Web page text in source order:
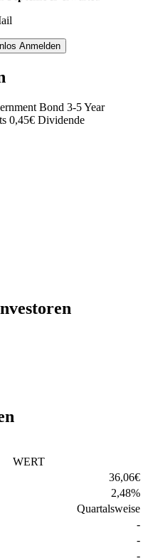
Anmelden
Bond 3-5 Year
0,45€ Dividende
WERT
36,06€
2,48%
Quartalsweise
-
-